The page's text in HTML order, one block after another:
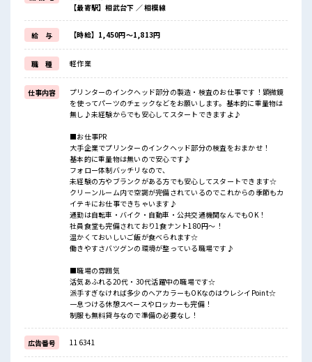
【最寄駅】相武台下 ／ 相模線
給 与 【時給】1,450円～1,813円
職 種 軽作業
仕事内容
プリンターのインクヘッド部分の製造・検査のお仕事です！顕微鏡
を使ってパーツのチェックなどをお願いします。基本的に重量物は
無し♪未経験からでも安心してスタートできますよ♪
■お仕事PR
大手企業でプリンターのインクヘッド部分の検査をおまかせ！
基本的に重量物は無いので安心です♪
フォロー体制バッチリなので、
未経験の方やブランクがある方でも安心してスタートできます☆
クリーンルーム内で空調が完備されているのでこれからの季節もカ
イテキにお仕事できちゃいます♪
通勤は自転車・バイク・自動車・公共交通機関なんでもOK！
社員食堂も完備されており1食ナント180円～！
温かくておいしいご飯が食べられます☆
働きやすさバツグンの環境が整っている職場です♪
■職場の雰囲気
活気あふれる20代・30代活躍中の職場です☆
派手すぎなければ多少のヘアカラーもOKなのはウレシイPoint☆
一息つける休憩スペースやロッカーも完備！
制服も無料貸与なので準備の必要なし！
広告番号 116341